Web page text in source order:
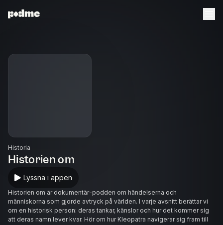
Historia
Historien om
Lyssna i appen
Historien om är dokumentär-podden om händelserna och
människorna som gjorde avtryck på världen. I varje avsnitt berättar vi
om en historisk person: deras tankar, känslor och hur det kommer sig
att deras namn lever kvar. Hör om hur Kleopatra navigerar sig fram till